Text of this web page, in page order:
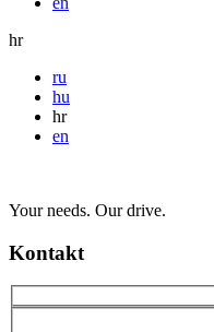
hr
ru
hu
hr
en
Your needs. Our drive.
Kontakt